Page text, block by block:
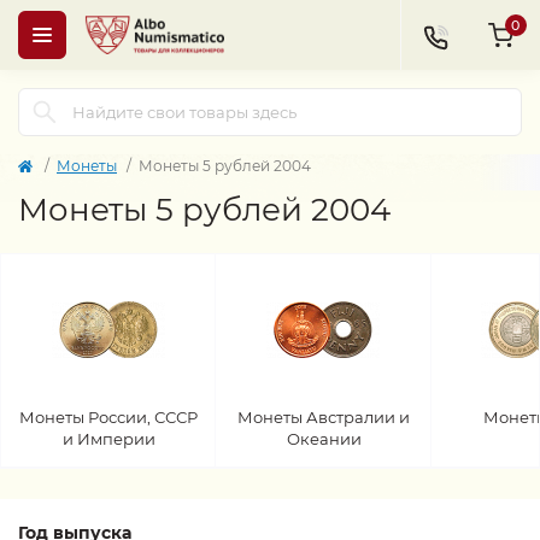
0
Монеты Монеты 5 рублей 2004
Монеты 5 рублей 2004
Монеты России, СССР
и Империи
Монеты Австралии и
Океании
Год выпуска